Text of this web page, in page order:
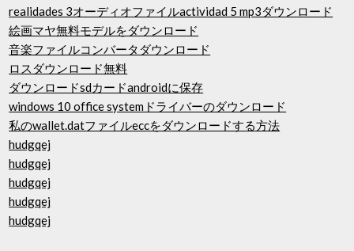
realidades 3オーディオファイルactividad 5 mp3ダウンロード
絵画マヤ無料モデルをダウンロード
音楽ファイルコンバータダウンロード
ロスダウンロード無料
ダウンロードsdカードandroidに保存
windows 10 office systemドライバーのダウンロード
私のwallet.datファイルeccをダウンロードする方法
hudgqej
hudgqej
hudgqej
hudgqej
hudgqej